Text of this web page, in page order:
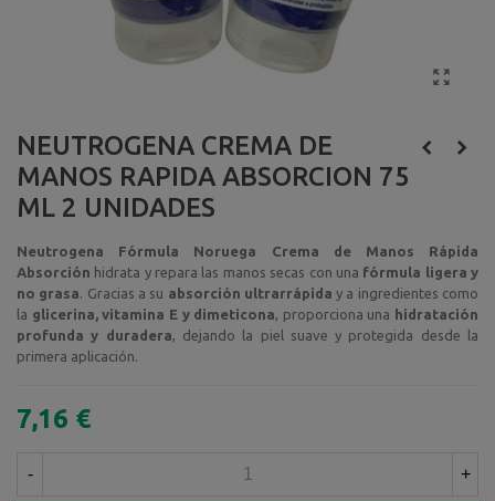
NEUTROGENA CREMA DE
MANOS RAPIDA ABSORCION 75
ML 2 UNIDADES
Neutrogena Fórmula Noruega Crema de Manos Rápida
Absorción hidrata y repara las manos secas con una fórmula ligera y
no grasa . Gracias a su absorción ultrarrápida y a ingredientes como
la glicerina, vitamina E y dimeticona , proporciona una hidratación
profunda y duradera , dejando la piel suave y protegida desde la
primera aplicación.
7,16 €
- +